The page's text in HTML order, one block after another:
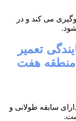
می کند و در
تعمیر
منطقه هفت
سابقه طولانی و